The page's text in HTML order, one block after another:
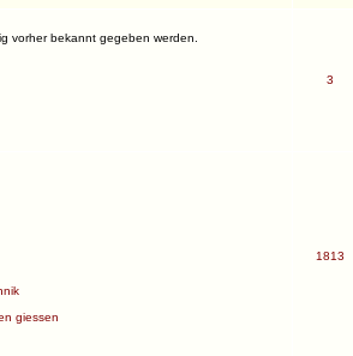
vorher bekannt gegeben werden.
3
giessen
1813